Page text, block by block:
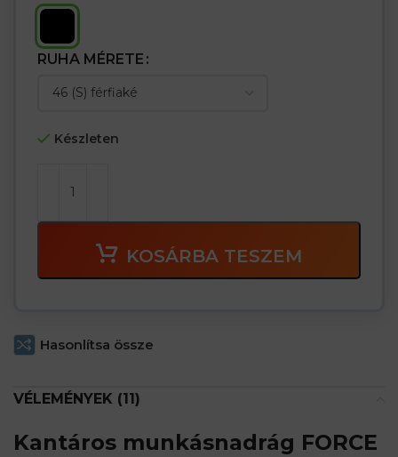
RUHA MÉRETE
Készleten
KOSÁRBA TESZEM
Hasonlítsa össze
VÉLEMÉNYEK (11)
Kantáros munkásnadrág FORCE